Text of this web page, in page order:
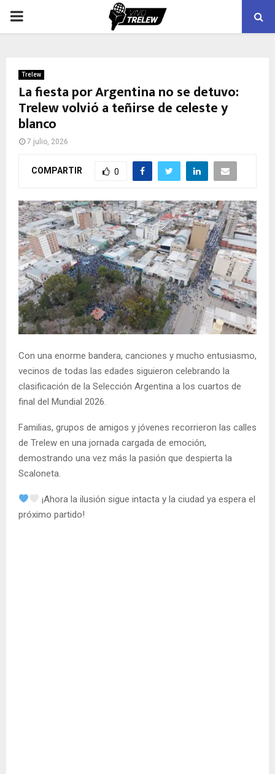
PRIMARY
Trelew
La fiesta por Argentina no se detuvo:
Trelew volvió a teñirse de celeste y
blanco
7 julio, 2026
COMPARTIR 0
Con una enorme bandera, canciones y mucho entusiasmo,
vecinos de todas las edades siguieron celebrando la
clasificación de la Selección Argentina a los cuartos de
final del Mundial 2026.
Familias, grupos de amigos y jóvenes recorrieron las calles
de Trelew en una jornada cargada de emoción,
demostrando una vez más la pasión que despierta la
Scaloneta.
¡Ahora la ilusión sigue intacta y la ciudad ya espera el
próximo partido!